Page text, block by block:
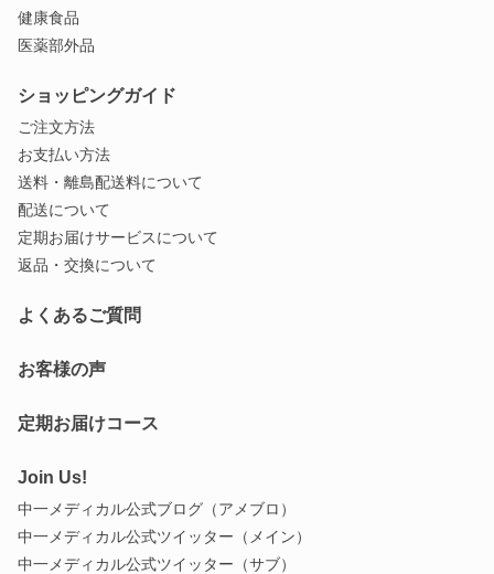
健康食品
医薬部外品
ショッピングガイド
ご注文方法
お支払い方法
送料・離島配送料について
配送について
定期お届けサービスについて
返品・交換について
よくあるご質問
お客様の声
定期お届けコース
Join Us!
中一メディカル公式ブログ（アメブロ）
中一メディカル公式ツイッター（メイン）
中一メディカル公式ツイッター（サブ）